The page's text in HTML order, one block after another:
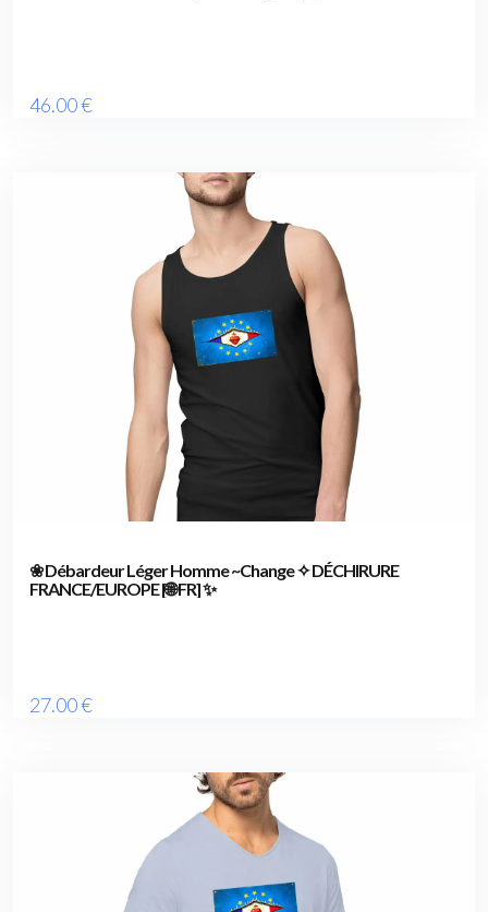
46.00€
❀ Débardeur Léger Homme ~Change ✧ DÉCHIRURE
FRANCE/EUROPE [🌐 FR] ✨
27.00€